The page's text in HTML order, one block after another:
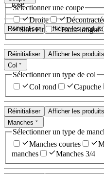
rose
Réinitialiser Afficher les produits
Sélectionner une coupe
Droite
Slim Fit
Extra longue
Réinitialiser
Afficher les produits
Col
Sélectionner un type de col
Col rond
Capuche
Réinitialiser
Afficher les produits
Manches
Sélectionner un type de
Manches courtes
manches
Manches 3/4